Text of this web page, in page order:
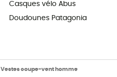
Casques vélo Abus
Doudounes Patagonia
Vestes coupe-vent homme